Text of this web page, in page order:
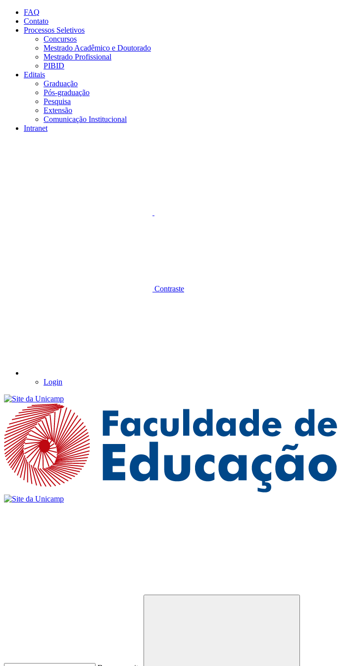
Conteúdo principal
FAQ
Contato
Processos Seletivos
Concursos
Mestrado Acadêmico e Doutorado
Mestrado Profissional
PIBID
Editais
Graduação
Pós-graduação
Pesquisa
Extensão
Comunicação Institucional
Intranet
Contraste
Login